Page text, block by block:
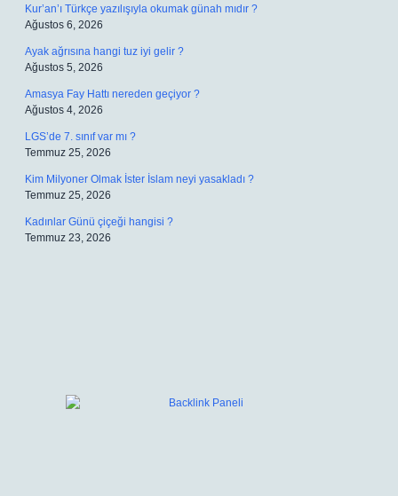
Kur’an’ı Türkçe yazılışıyla okumak günah mıdır ?
Ağustos 6, 2026
Ayak ağrısına hangi tuz iyi gelir ?
Ağustos 5, 2026
Amasya Fay Hattı nereden geçiyor ?
Ağustos 4, 2026
LGS’de 7. sınıf var mı ?
Temmuz 25, 2026
Kim Milyoner Olmak İster İslam neyi yasakladı ?
Temmuz 25, 2026
Kadınlar Günü çiçeği hangisi ?
Temmuz 23, 2026